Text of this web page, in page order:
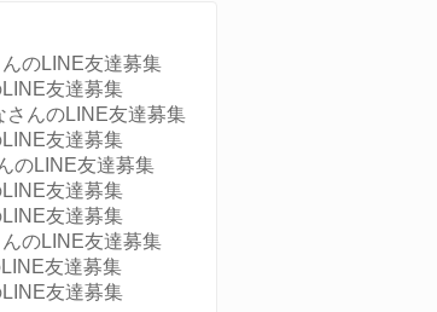
のLINE友達募集
友達募集
さんのLINE友達募集
友達募集
のLINE友達募集
友達募集
友達募集
のLINE友達募集
友達募集
友達募集